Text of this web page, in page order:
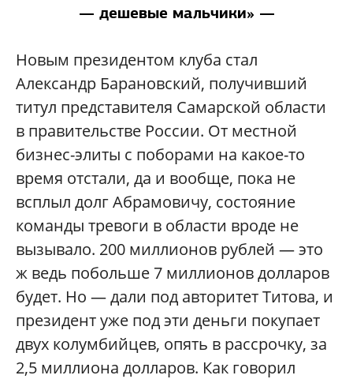
— дешевые мальчики» —
Новым президентом клуба стал
Александр Барановский, получивший
титул представителя Самарской области
в правительстве России. От местной
бизнес-элиты с поборами на какое-то
время отстали, да и вообще, пока не
всплыл долг Абрамовичу, состояние
команды тревоги в области вроде не
вызывало. 200 миллионов рублей — это
ж ведь побольше 7 миллионов долларов
будет. Но — дали под авторитет Титова, и
президент уже под эти деньги покупает
двух колумбийцев, опять в рассрочку, за
2,5 миллиона долларов. Как говорил